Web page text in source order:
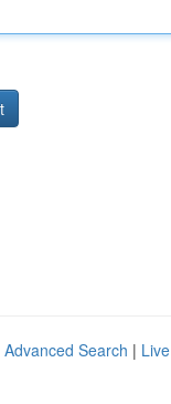
Advanced Search | Live